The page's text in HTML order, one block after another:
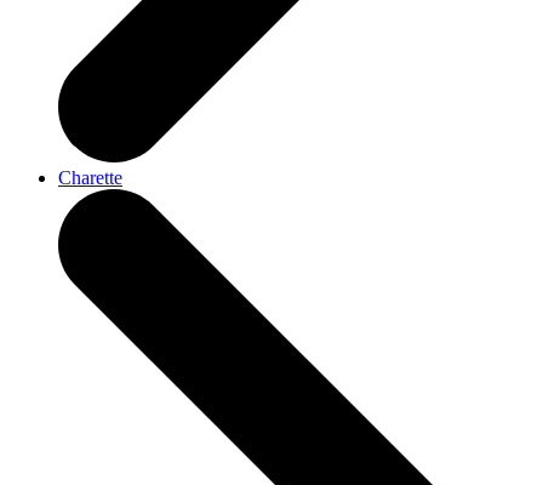
Charette